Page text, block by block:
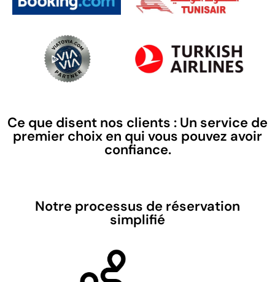
Ce que disent nos clients : Un service de
premier choix en qui vous pouvez avoir
confiance.
Notre processus de réservation
simplifié